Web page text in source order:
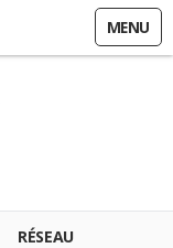
MENU
RÉSEAU